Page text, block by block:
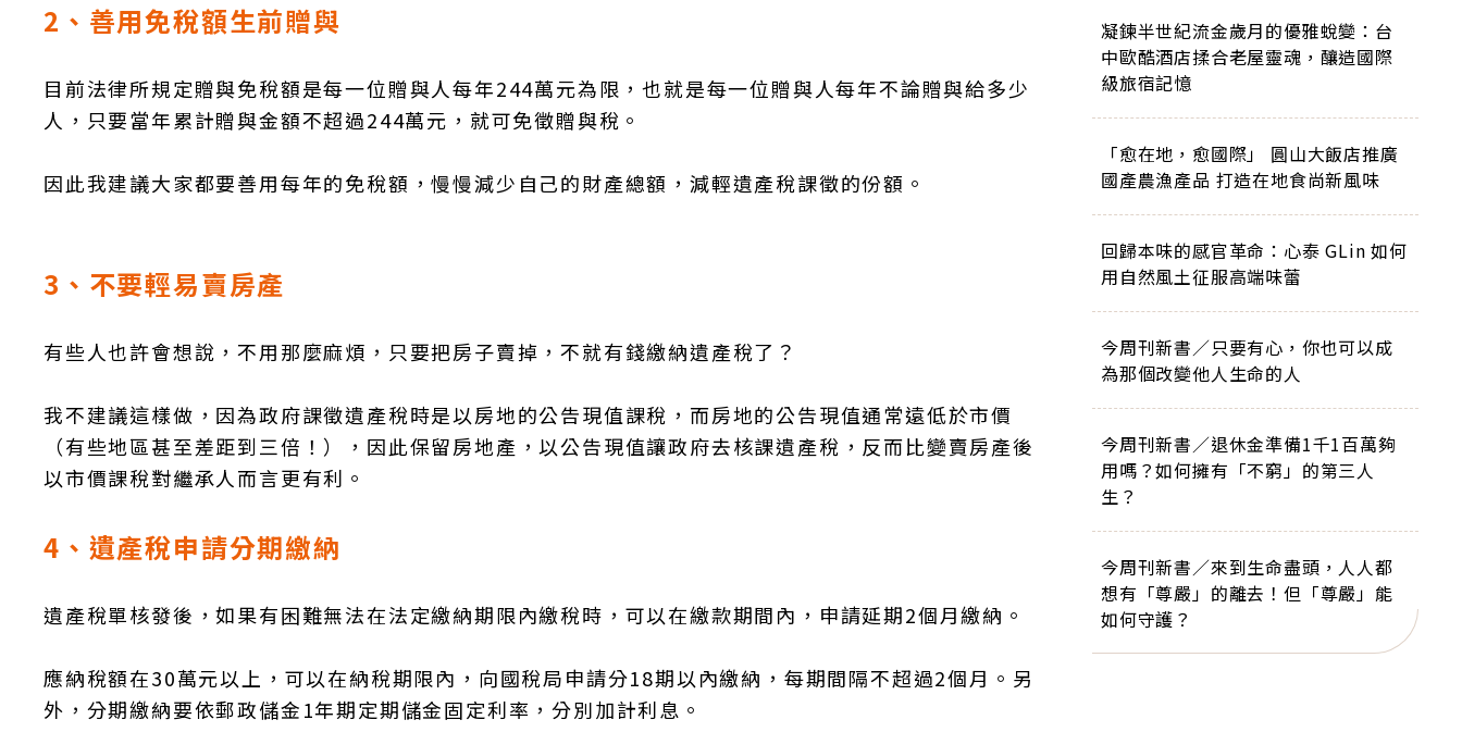
2、善用免稅額生前贈與
目前法律所規定贈與免稅額是每一位贈與人每年244萬元為限，也就是每一位贈與人每年不論贈與給多少
人，只要當年累計贈與金額不超過244萬元，就可免徵贈與稅。
因此我建議大家都要善用每年的免稅額，慢慢減少自己的財產總額，減輕遺產稅課徵的份額。
3、不要輕易賣房產
有些人也許會想說，不用那麼麻煩，只要把房子賣掉，不就有錢繳納遺產稅了？
我不建議這樣做，因為政府課徵遺產稅時是以房地的公告現值課稅，而房地的公告現值通常遠低於市價
（有些地區甚至差距到三倍！），因此保留房地產，以公告現值讓政府去核課遺產稅，反而比變賣房產後
以市價課稅對繼承人而言更有利。
4、遺產稅申請分期繳納
遺產稅單核發後，如果有困難無法在法定繳納期限內繳稅時，可以在繳款期間內，申請延期2個月繳納。
應納稅額在30萬元以上，可以在納稅期限內，向國稅局申請分18期以內繳納，每期間隔不超過2個月。另
外，分期繳納要依郵政儲金1年期定期儲金固定利率，分別加計利息。
凝鍊半世紀流金歲月的優雅蛻變：台
中歐酷酒店揉合老屋靈魂，釀造國際
級旅宿記憶
「愈在地，愈國際」 圓山大飯店推廣
國產農漁產品 打造在地食尚新風味
回歸本味的感官革命：心泰 GLin 如何
用自然風土征服高端味蕾
今周刊新書／只要有心，你也可以成
為那個改變他人生命的人
今周刊新書／退休金準備1千1百萬夠
用嗎？如何擁有「不窮」的第三人
生？
今周刊新書／來到生命盡頭，人人都
想有「尊嚴」的離去！但「尊嚴」能
如何守護？